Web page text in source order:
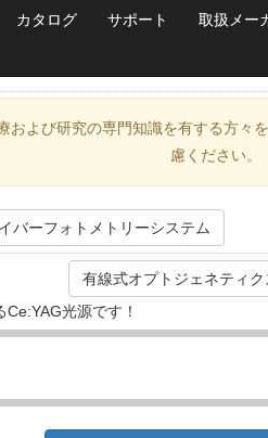
カタログ サポート 取扱メー
および研究の専門知識を有する方々
慮ください。
バーフォトメトリーシステム
有線式オプトジェネティク
光源です！